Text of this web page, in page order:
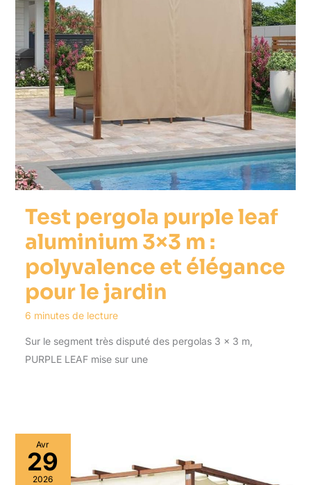
Test pergola purple leaf
aluminium 3×3 m :
polyvalence et élégance
pour le jardin
6 minutes de lecture
Sur le segment très disputé des pergolas 3 x 3 m,
PURPLE LEAF mise sur une
Avr
29
2026